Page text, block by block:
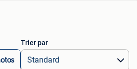
Trier par